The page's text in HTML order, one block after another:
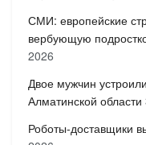
СМИ: европейские
вербующую
2026
Двое мужчин
Алматинской области
Роботы-доставщики